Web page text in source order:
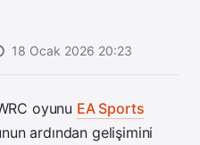
18 Ocak 2026 20:23
oyunu EA Sports
ardından gelişimini